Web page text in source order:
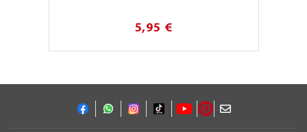
5,95 €